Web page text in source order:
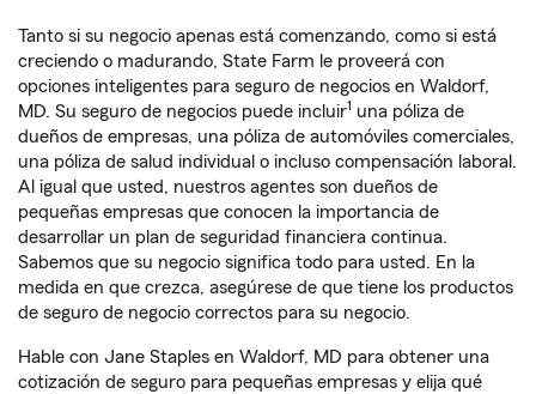
Tanto si su negocio apenas está comenzando, como si está
creciendo o madurando, State Farm le proveerá con
opciones inteligentes para seguro de negocios en Waldorf,
MD. Su seguro de negocios puede incluir1 una póliza de
dueños de empresas, una póliza de automóviles comerciales,
una póliza de salud individual o incluso compensación laboral.
Al igual que usted, nuestros agentes son dueños de
pequeñas empresas que conocen la importancia de
desarrollar un plan de seguridad financiera continua.
Sabemos que su negocio significa todo para usted. En la
medida en que crezca, asegúrese de que tiene los productos
de seguro de negocio correctos para su negocio.
Hable con Jane Staples en Waldorf, MD para obtener una
cotización de seguro para pequeñas empresas y elija qué